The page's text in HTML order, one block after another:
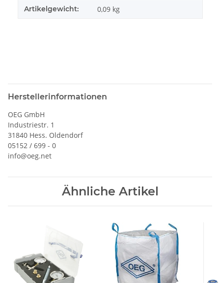
Artikelgewicht: 0,09 kg
Herstellerinformationen
OEG GmbH
Industriestr. 1
31840 Hess. Oldendorf
05152 / 699 - 0
info@oeg.net
Ähnliche Artikel